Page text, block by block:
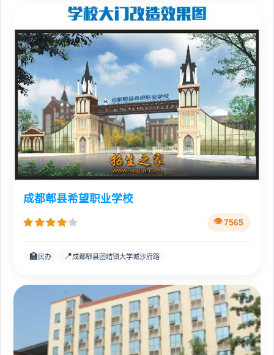
成都郫县希望职业学校
7565
🏫 民办 📍成都郫县团结镇大学城沙府路